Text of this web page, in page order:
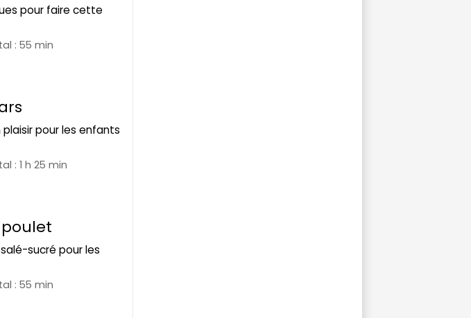
pour faire cette
: 55 min
pour les enfants
: 1 h 25 min
sucré pour les
: 55 min